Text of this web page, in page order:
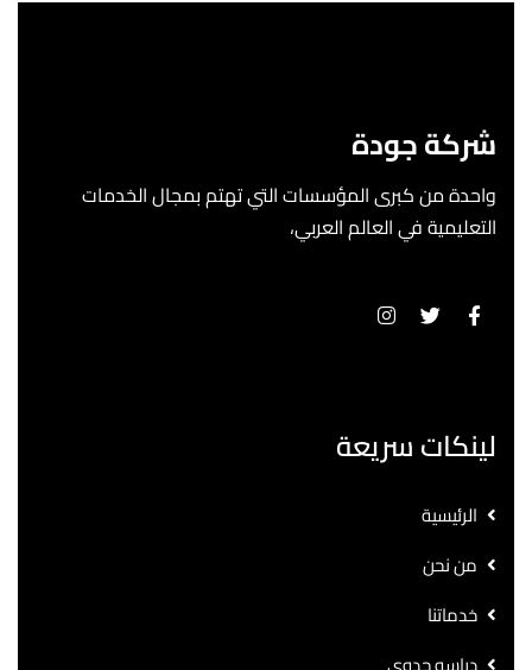
شركة جودة
واحدة من كبرى المؤسسات التي تهتم بمجال الخدمات
التعليمية في العالم العربي،
لينكات سريعة
الرئيسية
من نحن
خدماتنا